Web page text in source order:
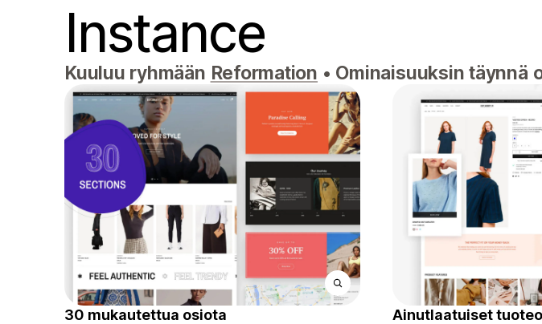
Instance
Kuuluu ryhmään Reformation • Ominaisuuksin täynnä
30 mukautettua osiota
Ainutlaatuiset